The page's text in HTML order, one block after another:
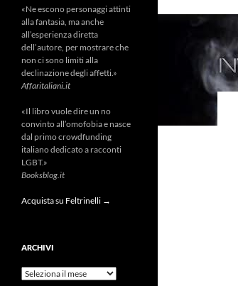
«Ne escono personaggi attinti
alla fantasia, ma anche
all’esperienza diretta
dell’autore, per mostrare che
non ci sono limiti alla
declinazione degli affetti.»
Affaritaliani.it
«Il libro vuole dire un no
convinto all’omofobia e nasce
dal primo crowdfunding
italiano dedicato a racconti
LGBT.»
Booksblog.it
Acquista su Feltrinelli →
ARCHIVI
Archivi